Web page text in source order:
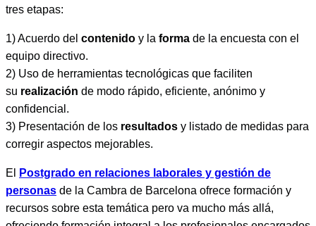
tres etapas:
1) Acuerdo del contenido y la forma de la encuesta con el
equipo directivo.
2) Uso de herramientas tecnológicas que faciliten
su realización de modo rápido, eficiente, anónimo y
confidencial.
3) Presentación de los resultados y listado de medidas para
corregir aspectos mejorables.
El
Postgrado en relaciones laborales y gestión de
personas de la Cambra de Barcelona ofrece formación y
recursos sobre esta temática pero va mucho más allá,